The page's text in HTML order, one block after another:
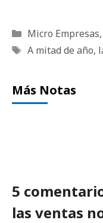
Categorías
Micro Empresas,
Etiquetas
A mitad de año,
Más Notas
5
las ventas